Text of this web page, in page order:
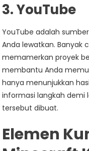
3. YouTube
YouTube adalah
Anda lewatkan. Banyak
memamerkan proyek
membantu Anda
hanya menunjukkan
informasi langkah demi
tersebut dibuat.
Elemen